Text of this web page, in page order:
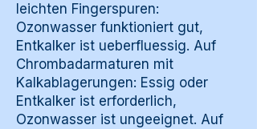
leichten Fingerspuren:
Ozonwasser funktioniert gut,
Entkalker ist ueberfluessig. Auf
Chrombadarmaturen mit
Kalkablagerungen: Essig oder
Entkalker ist erforderlich,
Ozonwasser ist ungeeignet. Auf